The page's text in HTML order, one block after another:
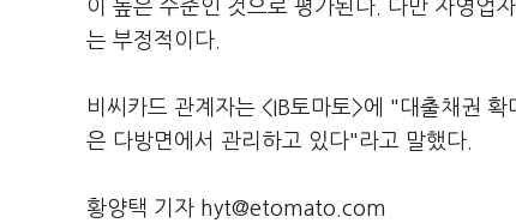
이 높은 수준인 것으로 평가된다. 다만 자영업
는 부정적이다.
비씨카드 관계자는 <IB토마토>에 "대출채권
은 다방면에서 관리하고 있다"라고 말했다.
황양택 기자 hyt@etomato.com